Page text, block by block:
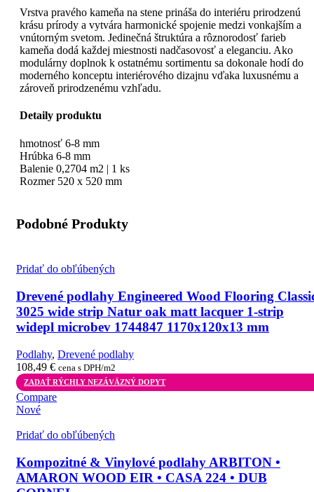
Vrstva pravého kameňa na stene prináša do interiéru prirodzenú
krásu prírody a vytvára harmonické spojenie medzi vonkajším a
vnútorným svetom. Jedinečná štruktúra a rôznorodosť farieb
kameňa dodá každej miestnosti nadčasovosť a eleganciu. Ako
modulárny doplnok k ostatnému sortimentu sa dokonale hodí do
moderného konceptu interiérového dizajnu vďaka luxusnému a
zároveň prirodzenému vzhľadu.
Detaily produktu
hmotnosť 6-8 mm
Hrúbka 6-8 mm
Balenie 0,2704 m2 | 1 ks
Rozmer 520 x 520 mm
Podobné Produkty
Pridať do obľúbených
Drevené podlahy Engineered Wood Flooring
3025 wide strip Natur oak matt lacquer 1-strip
widepl microbev 1744847 1170x120x13 mm
Podlahy, Drevené podlahy
108,49 € cena s DPH/m2
ZADAŤ RÝCHLY NEZÁVÄZNÝ DOPYT
Compare
Nové
Pridať do obľúbených
Kompozitné & Vinylové podlahy ARBITON •
AMARON WOOD EIR • CASA 224 • DUB